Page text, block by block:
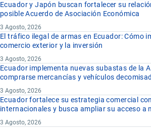
Ecuador y Japón buscan fortalecer su
posible Acuerdo de Asociación Económica
3 Agosto, 2026
El tráfico ilegal de armas en Ecuador: Cómo
comercio exterior y la inversión
3 Agosto, 2026
Ecuador implementa nuevas subastas de la
comprarse mercancías y vehículos
3 Agosto, 2026
Ecuador fortalece su estrategia comercial
internacionales y busca ampliar su acceso a
3 Agosto, 2026